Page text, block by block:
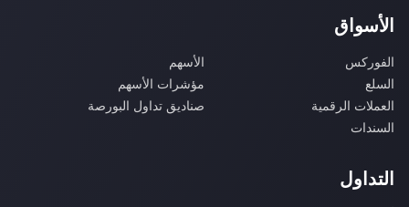
الأسواق
الفوركس
الأسهم
السلع
مؤشرات الأسهم
العملات الرقمية
صناديق تداول البورصة
السندات
التداول